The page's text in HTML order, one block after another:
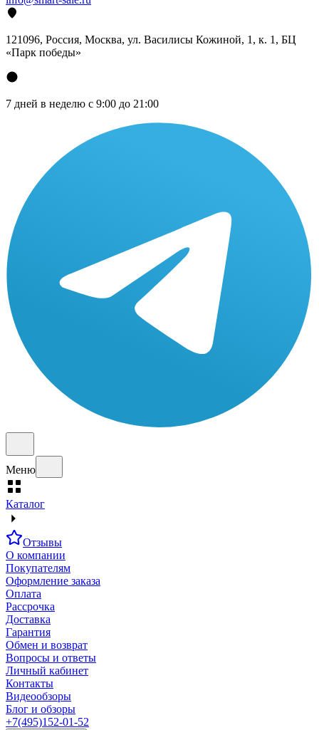
121096, Россия, Москва, ул. Василисы Кожиной, 1, к. 1, БЦ
«Парк победы»
7 дней в неделю с 9:00 до 21:00
Меню
Каталог
Отзывы
О компании
Покупателям
Оформление заказа
Оплата
Рассрочка
Доставка
Гарантия
Обмен и возврат
Вопросы и ответы
Личный кабинет
Контакты
Видеообзоры
Блог и обзоры
+7(495)152-01-52